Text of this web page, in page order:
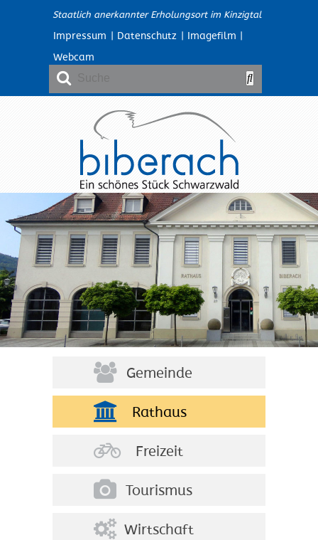
Staatlich anerkannter Erholungsort im Kinzigtal
Impressum | Datenschutz | Imagefilm |
Webcam
Gemeinde
Rathaus
Freizeit
Tourismus
Wirtschaft